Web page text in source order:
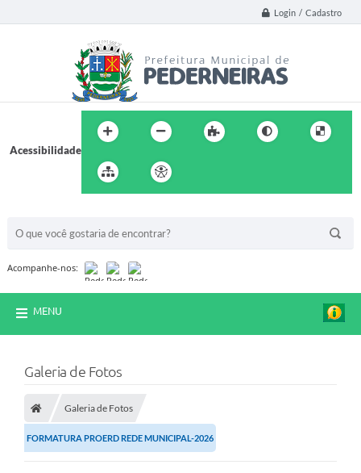
Login / Cadastro
Acessibilidade
Acompanhe-nos:
MENU
Galeria de Fotos
Galeria de Fotos
FORMATURA PROERD REDE MUNICIPAL-2026